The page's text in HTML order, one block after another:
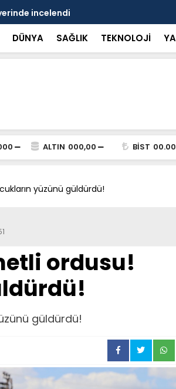
incelendi
DÜNYA SAĞLIK TEKNOLOJİ
ALTIN 000,00 BİST
yüzünü güldürdü!
ordusu!
güldürdü!